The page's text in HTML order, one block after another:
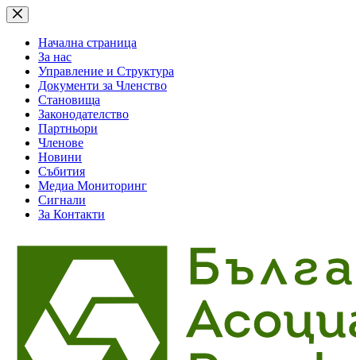
Skip
to
contentНачална страница
За нас
Управление и Структура
Документи за Членство
Становища
Законодателство
Партньори
Членове
Новини
Събития
Медиа Мониторинг
Сигнали
За Контакти